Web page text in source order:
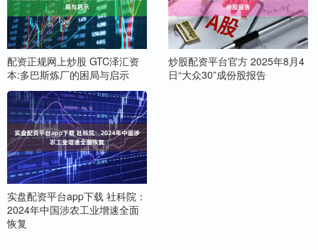
配资正规网上炒股 GTC泽汇资
本:多巴斯炼厂的困局与启示
炒股配资平台官方 2025年8月4
日“大众30”成份股报告
实盘配资平台app下载 社科院：
2024年中国涉农工业增速全面
恢复